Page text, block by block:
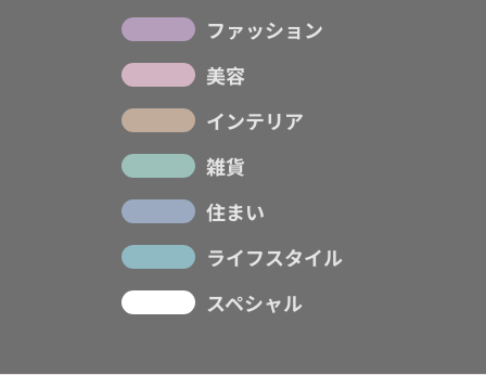
ファッション
美容
インテリア
雑貨
住まい
ライフスタイル
スペシャル